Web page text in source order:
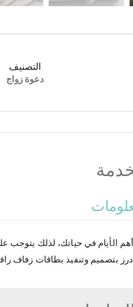
التصنيف
دعوة زواج
الأيام في حياتك، لذلك يتوجب
بتصميم وتنفيذ بطاقات زفاف